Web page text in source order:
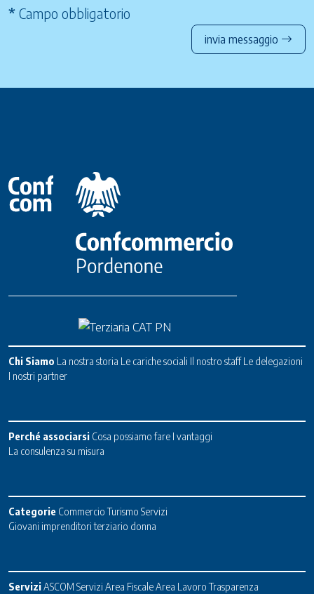
* Campo obbligatorio
invia messaggio
Chi Siamo La nostra storia Le cariche sociali Il nostro staff Le delegazioni
I nostri partner
Perché associarsi Cosa possiamo fare I vantaggi
La consulenza su misura
Categorie Commercio Turismo Servizi
Giovani imprenditori terziario donna
ServiziASCOM Servizi Area FiscaleArea Lavoro Trasparenza